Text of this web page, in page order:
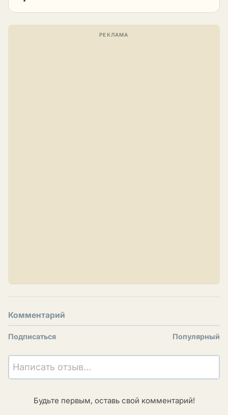
Комментарий
Подписаться Популярный
Написать отзыв...
Будьте первым, оставь свой комментарий!